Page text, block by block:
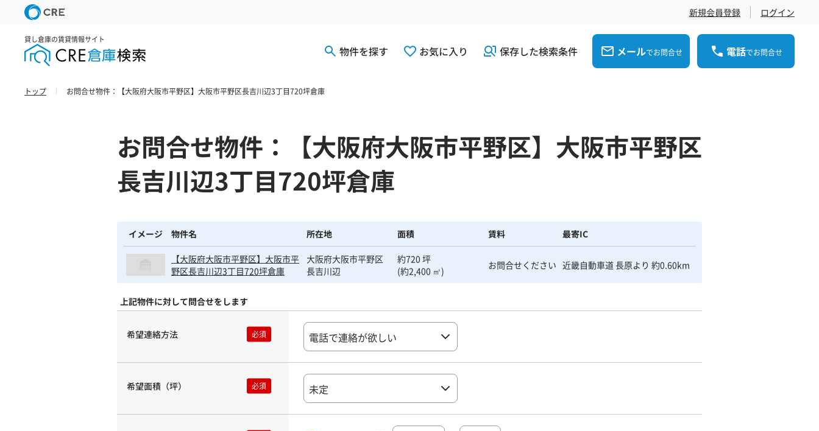
新規会員登録 ログイン
貸し倉庫の賃貸情報サイト
物件を探す お気に入り 保存した検索条件 メールでお問合せ 電話でお問合せ
トップ お問合せ物件：【大阪府大阪市平野区】大阪市平野区長吉川辺3丁目720坪倉庫
お問合せ物件：【大阪府大阪市平野区】大阪市平野区
長吉川辺3丁目720坪倉庫
イメージ 物件名 所在地 面積 賃料 最寄IC
【大阪府大阪市平野区】大阪市平
野区長吉川辺3丁目720坪倉庫
大阪府大阪市平野区
長吉川辺
約720 坪
(約2,400 ㎡)
お問合せください 近畿自動車道 長原より 約0.60km
上記物件に対して問合せをします
希望連絡方法
希望面積（坪）